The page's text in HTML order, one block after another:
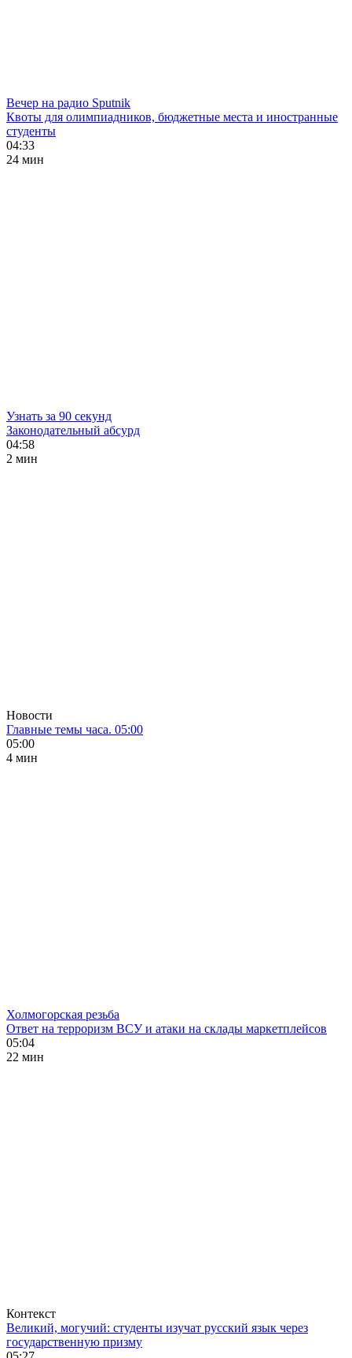
Вечер на радио Sputnik
Квоты для олимпиадников, бюджетные места и иностранные
студенты
04:33
24 мин
Узнать за 90 секунд
Законодательный абсурд
04:58
2 мин
Новости
Главные темы часа. 05:00
05:00
4 мин
Холмогорская резьба
Ответ на терроризм ВСУ и атаки на склады маркетплейсов
05:04
22 мин
Контекст
Великий, могучий: студенты изучат русский язык через
государственную призму